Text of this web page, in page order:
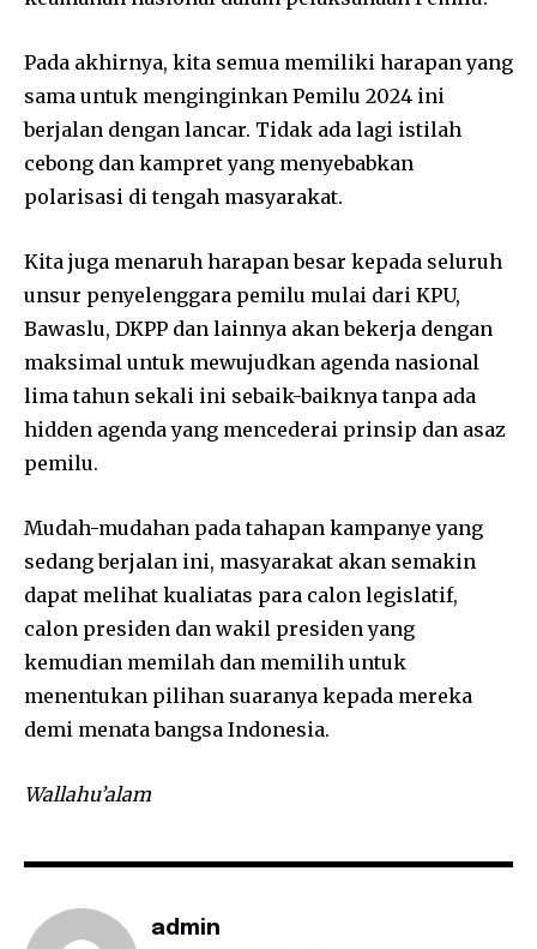
Pada akhirnya, kita semua memiliki harapan yang
sama untuk menginginkan Pemilu 2024 ini
berjalan dengan lancar. Tidak ada lagi istilah
cebong dan kampret yang menyebabkan
polarisasi di tengah masyarakat.
Kita juga menaruh harapan besar kepada seluruh
unsur penyelenggara pemilu mulai dari KPU,
Bawaslu, DKPP dan lainnya akan bekerja dengan
maksimal untuk mewujudkan agenda nasional
lima tahun sekali ini sebaik-baiknya tanpa ada
hidden agenda yang mencederai prinsip dan asaz
pemilu.
Mudah-mudahan pada tahapan kampanye yang
sedang berjalan ini, masyarakat akan semakin
dapat melihat kualiatas para calon legislatif,
calon presiden dan wakil presiden yang
kemudian memilah dan memilih untuk
menentukan pilihan suaranya kepada mereka
demi menata bangsa Indonesia.
Wallahu’alam
admin